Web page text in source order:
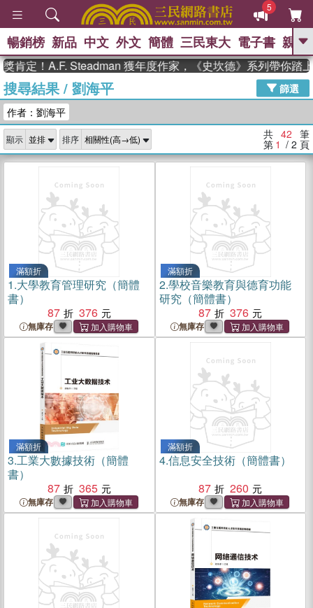
5
GO
高希均教授回憶錄
、 The Odyssey 、 父親節 、 如果歷
獎 臺灣漫遊錄 、 方念華 、 台灣的李
登輝時代
數學女孩：黎曼猜想 、
偉大的迷走神經
暢銷榜 新品 中文 外文 簡體 三民東大 電子書 親子
A.F. Steadman 獲年度作家，《史坎德》系列帶你踏上熱血
搜尋結果/ 劉海平
篩選
作者：劉海平
顯示 排序 共 42 筆
第 1 / 2 頁
滿額折
1.大學教育管理研究（簡體
書）
87
376
無庫存
滿額折
2.學校音樂教育與德育功能
研究（簡體書）
87
376
無庫存
滿額折
3.工業大數據技術（簡體
書）
87
365
無庫存
滿額折
4.信息安全技術（簡體書）
87
260
無庫存